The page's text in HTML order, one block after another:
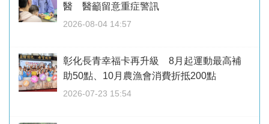
醫 醫籲留意重症警訊
2026-08-04 14:57
彰化長青幸福卡再升級 8月起運動最高補
助50點、10月農漁會消費折抵200點
2026-07-23 15:54